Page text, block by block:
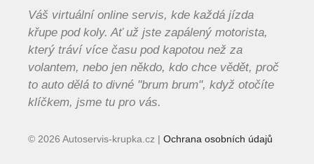
Váš virtuální online servis, kde každá jízda
křupe pod koly. Ať už jste zapálený motorista,
který tráví více času pod kapotou než za
volantem, nebo jen někdo, kdo chce vědět, proč
to auto dělá to divné "brum brum", když otočíte
klíčkem, jsme tu pro vás.
© 2026 Autoservis-krupka.cz | Ochrana osobních údajů